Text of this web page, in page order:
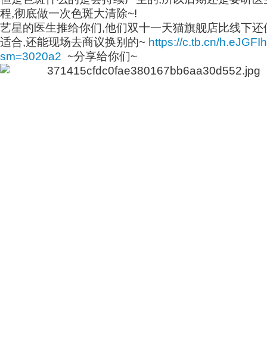
程,彻底做一次色斑大清除~!
艺星的医生推给你们,他们双十一天猫旗舰店比线下
适合,还能现场去商议换别的~ https://c.tb.cn/
sm=3020a2 ~分享给你们~